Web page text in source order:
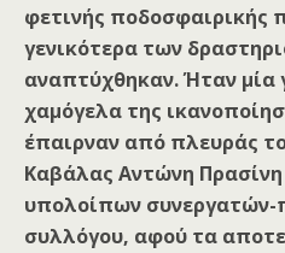
φετινής ποδοσφαιρικής
γενικότερα των
αναπτύχθηκαν. Ήταν μία
χαμόγελα της
έπαιρναν από πλευράς
Καβάλας Αντώνη
υπολοίπων
συλλόγου, αφού τα